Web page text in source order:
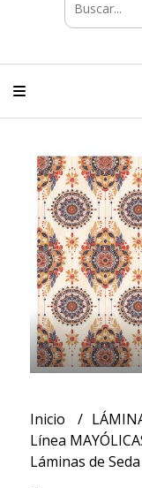
Inicio
Línea
Láminas de